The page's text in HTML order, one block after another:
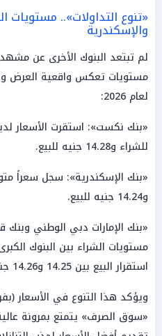
«تنوع التداولات»..
والإسكندرية
لم تبتعد البنوك الأخرى عن
مستويات تعكس واقعية العرض
لعام 2026:
للشراء و14.28 جنيه للبيع.
و14.24 جنيه للبيع.
«بنك الإمارات دبي الوطني
استقرار البيع بين 14.25 و14.26 جنيه.
ويؤكد هذا التنوع في الأسعار
«سوق الصرف» يتمتع بمرونة